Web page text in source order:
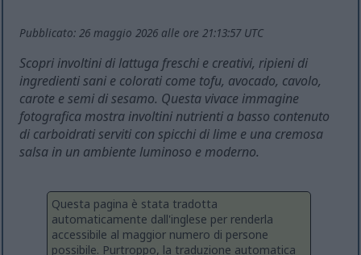
Pubblicato: 26 maggio 2026 alle ore 21:13:57 UTC
Scopri involtini di lattuga freschi e creativi, ripieni di
ingredienti sani e colorati come tofu, avocado, cavolo,
carote e semi di sesamo. Questa vivace immagine
fotografica mostra involtini nutrienti a basso contenuto
di carboidrati serviti con spicchi di lime e una cremosa
salsa in un ambiente luminoso e moderno.
Questa pagina è stata tradotta
automaticamente dall'inglese per renderla
accessibile al maggior numero di persone
possibile. Purtroppo, la traduzione automatica